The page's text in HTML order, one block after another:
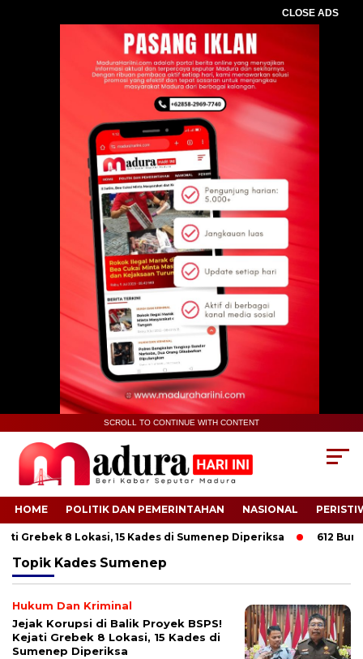
CLOSE ADS
SCROLL TO CONTINUE WITH CONTENT
HOME POLITIK DAN PEMERINTAHAN NASIONAL
Grebek 8 Lokasi, 15 Kades di Sumenep Diperiksa 612
Topik Kades Sumenep
Hukum Dan Kriminal
Jejak Korupsi di Balik Proyek BSPS!
Kejati Grebek 8 Lokasi, 15 Kades di
Sumenep Diperiksa